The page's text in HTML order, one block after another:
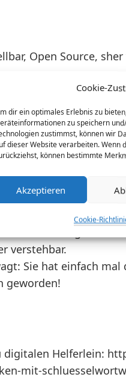
Cookie-
dir ein optimales Erlebnis zu
zu speichern
zustimmst, können wir
dieser Website verarbeiten. Wenn
können bestimmte
Akzeptieren
Cookie-
Open Source,
Rahmen meines
Schüler das
über Ziffern.
und
Die Konfiguration
verstehbar.
Sie hat einfach mal
geworden!
digitalen Helferlein:
mit-